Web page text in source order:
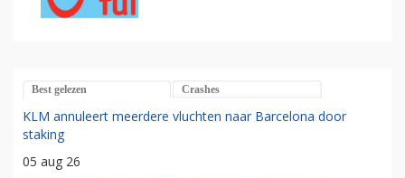
Best gelezen Crashes
KLM annuleert meerdere vluchten naar Barcelona door
staking
05 aug 26